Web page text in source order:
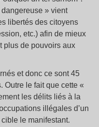
» vient
libertés des citoyens
etc.) afin de mieux
plus de pouvoirs aux
et donc ce sont 45
Outre le fait que cette «
les délits liés à la
illégales d’un
le manifestant.